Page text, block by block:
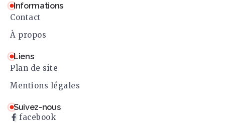
Informations
Contact
À propos
Liens
Plan de site
Mentions légales
Suivez-nous
facebook